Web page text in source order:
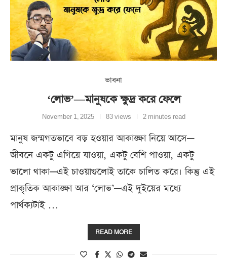
ভাবনা
‘লোভ’—মানুষকে ক্ষুদ্র করে ফেলে
November 1, 2025 83 views 2 minutes read
মানুষ জন্মগতভাবে বড় হওয়ার আকাঙ্ক্ষা নিয়ে আসে—
জীবনে একটু এগিয়ে যাওয়া, একটু বেশি পাওয়া, একটু
ভালো থাকা—এই চাওয়াগুলোই তাকে চালিত করে। কিন্তু এই
প্রাকৃতিক আকাঙ্ক্ষা আর ‘লোভ’—এই দুইয়ের মধ্যে
পার্থক্যটাই …
READ MORE